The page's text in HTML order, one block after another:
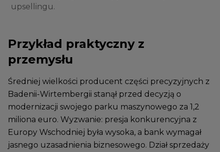
upsellingu.
Przykład praktyczny z
przemysłu
Średniej wielkości producent części precyzyjnych z
Badenii-Wirtembergii stanął przed decyzją o
modernizacji swojego parku maszynowego za 1,2
miliona euro. Wyzwanie: presja konkurencyjna z
Europy Wschodniej była wysoka, a bank wymagał
jasnego uzasadnienia biznesowego. Dział sprzedaży